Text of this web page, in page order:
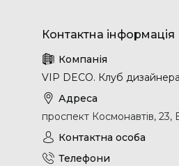
VIP DECO. Клуб
проспект Космонавтів, 23,